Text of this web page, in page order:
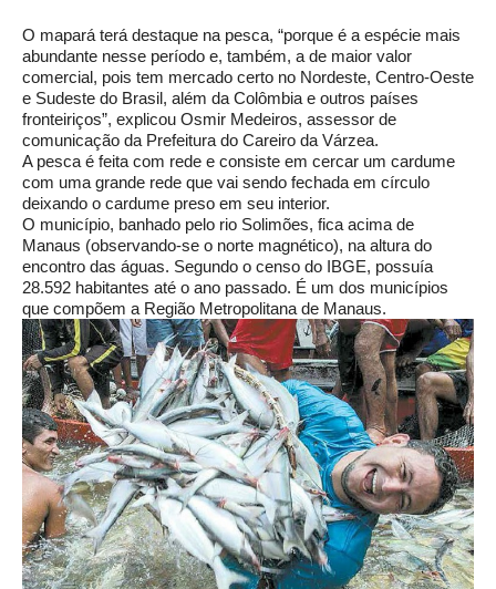
O mapará terá destaque na pesca, “porque é a espécie mais
abundante nesse período e, também, a de maior valor
comercial, pois tem mercado certo no Nordeste, Centro-Oeste
e Sudeste do Brasil, além da Colômbia e outros países
fronteiriços”, explicou Osmir Medeiros, assessor de
comunicação da Prefeitura do Careiro da Várzea.
A pesca é feita com rede e consiste em cercar um cardume
com uma grande rede que vai sendo fechada em círculo
deixando o cardume preso em seu interior.
O município, banhado pelo rio Solimões, fica acima de
Manaus (observando-se o norte magnético), na altura do
encontro das águas. Segundo o censo do IBGE, possuía
28.592 habitantes até o ano passado. É um dos municípios
que compõem a Região Metropolitana de Manaus.